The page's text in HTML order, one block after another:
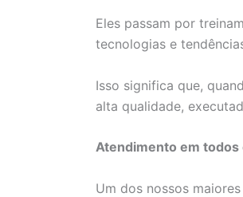
Eles passam por
tecnologias e
Isso significa que,
alta qualidade,
Atendimento em todos
Um dos nossos